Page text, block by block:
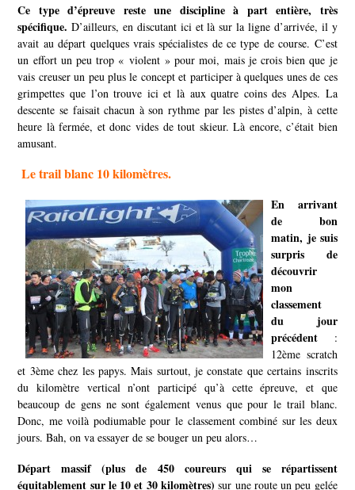
Ce type d’épreuve reste une discipline à part entière, très
spécifique. D’ailleurs, en discutant ici et là sur la ligne d’arrivée, il y
avait au départ quelques vrais spécialistes de ce type de course. C’est
un effort un peu trop « violent » pour moi, mais je crois bien que je
vais creuser un peu plus le concept et participer à quelques unes de ces
grimpettes que l’on trouve ici et là aux quatre coins des Alpes. La
descente se faisait chacun à son rythme par les pistes d’alpin, à cette
heure là fermée, et donc vides de tout skieur. Là encore, c’était bien
amusant.
Le trail blanc 10 kilomètres.
En arrivant
de bon
matin, je suis
surpris de
découvrir
mon
classement
du jour
précédent :
12ème scratch
et 3ème chez les papys. Mais surtout, je constate que certains inscrits
du kilomètre vertical n’ont participé qu’à cette épreuve, et que
beaucoup de gens ne sont également venus que pour le trail blanc.
Donc, me voilà podiumable pour le classement combiné sur les deux
jours. Bah, on va essayer de se bouger un peu alors…
Départ massif (plus de 450 coureurs qui se répartissent
équitablement sur le 10 et 30 kilomètres) sur une route un peu gelée